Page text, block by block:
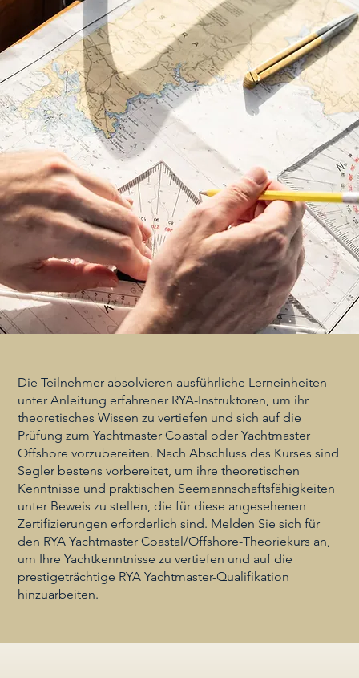
Die Teilnehmer absolvieren ausführliche Lerneinheiten
unter Anleitung erfahrener RYA-Instruktoren, um ihr
theoretisches Wissen zu vertiefen und sich auf die
Prüfung zum Yachtmaster Coastal oder Yachtmaster
Offshore vorzubereiten. Nach Abschluss des Kurses sind
Segler bestens vorbereitet, um ihre theoretischen
Kenntnisse und praktischen Seemannschaftsfähigkeiten
unter Beweis zu stellen, die für diese angesehenen
Zertifizierungen erforderlich sind. Melden Sie sich für
den RYA Yachtmaster Coastal/Offshore-Theoriekurs an,
um Ihre Yachtkenntnisse zu vertiefen und auf die
prestigeträchtige RYA Yachtmaster-Qualifikation
hinzuarbeiten.